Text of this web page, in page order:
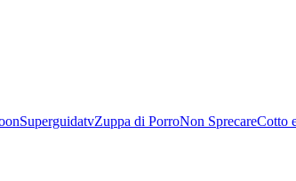
SuperguidatvZuppa di PorroNon SprecareCotto